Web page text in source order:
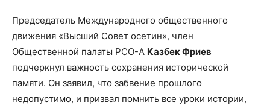
Председатель Международного общественного
движения «Высший Совет осетин», член
Общественной палаты РСО-А Казбек Фриев
подчеркнул важность сохранения исторической
памяти. Он заявил, что забвение прошлого
недопустимо, и призвал помнить все уроки истории,